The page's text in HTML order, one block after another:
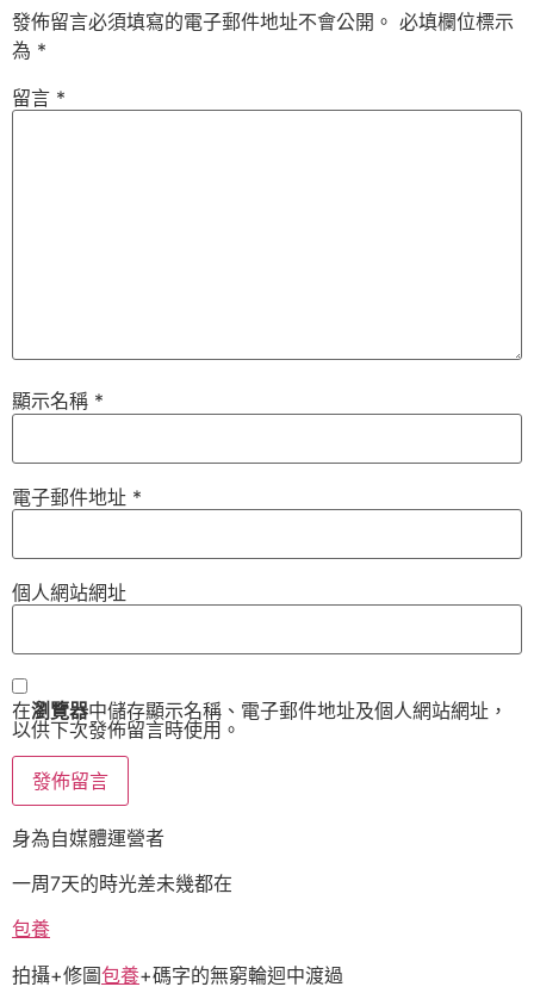
發佈留言必須填寫的電子郵件地址不會公開。 必填欄位標示
為 *
留言 *
顯示名稱 *
電子郵件地址 *
個人網站網址
在瀏覽器中儲存顯示名稱、電子郵件地址及個人網站網址，
以供下次發佈留言時使用。
身為自媒體運營者
一周7天的時光差未幾都在
包養
拍攝+修圖包養+碼字的無窮輪迴中渡過